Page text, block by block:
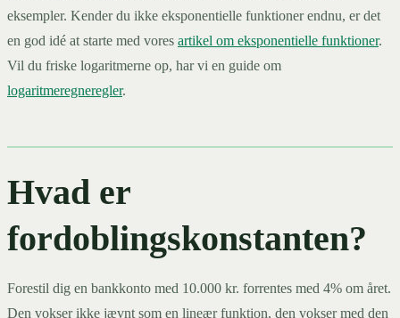
eksempler. Kender du ikke eksponentielle funktioner endnu, er det
en god idé at starte med vores artikel om eksponentielle funktioner.
Vil du friske logaritmerne op, har vi en guide om
logaritmeregneregler.
Hvad er
fordoblingskonstanten?
Forestil dig en bankkonto med 10.000 kr. forrentes med 4% om året.
Den vokser ikke jævnt som en lineær funktion, den vokser med den